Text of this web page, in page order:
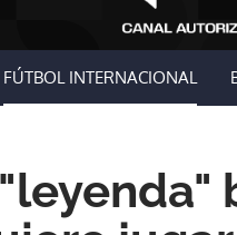
FÚTBOL INTERNACIONAL